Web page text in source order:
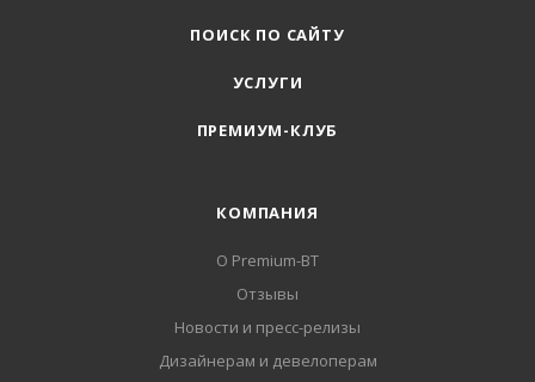
ПОИСК ПО САЙТУ
УСЛУГИ
ПРЕМИУМ-КЛУБ
КОМПАНИЯ
О Premium-BT
Отзывы
Новости и пресс-релизы
Дизайнерам и девелоперам